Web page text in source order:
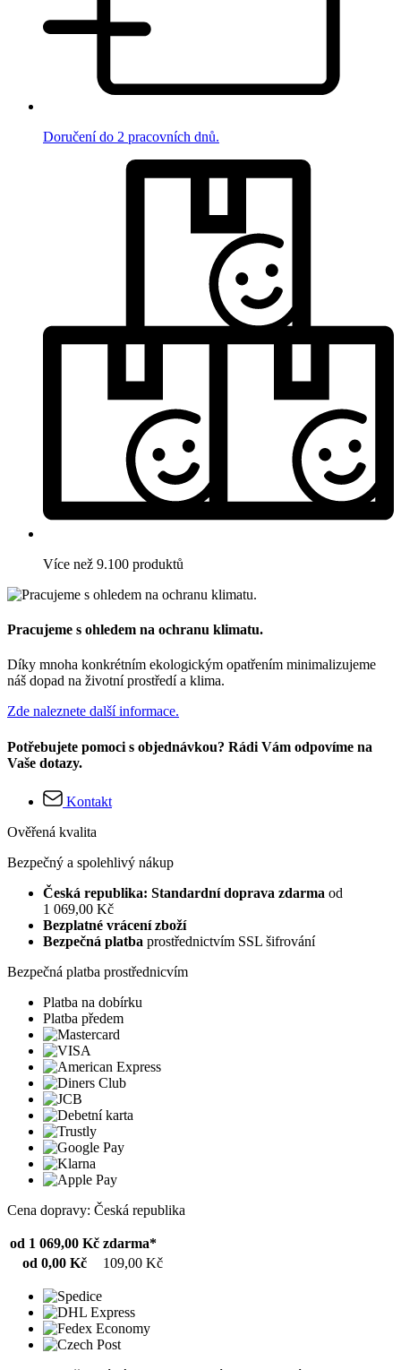
Doručení do 2 pracovních dnů.
Více než 9.100 produktů
Pracujeme s ohledem na ochranu klimatu.
Díky mnoha konkrétním ekologickým opatřením minimalizujeme
náš dopad na životní prostředí a klima.
Zde naleznete další informace.
Potřebujete pomoci s objednávkou? Rádi Vám odpovíme na
Vaše dotazy.
Kontakt
Ověřená kvalita
Bezpečný a spolehlivý nákup
Česká republika: Standardní doprava zdarma od
1 069,00 Kč
Bezplatné vrácení zboží
Bezpečná platba prostřednictvím SSL šifrování
Bezpečná platba prostřednicvím
Platba na dobírku
Platba předem
Cena dopravy: Česká republika
od 1 069,00 Kč zdarma*
od 0,00 Kč
109,00 Kč